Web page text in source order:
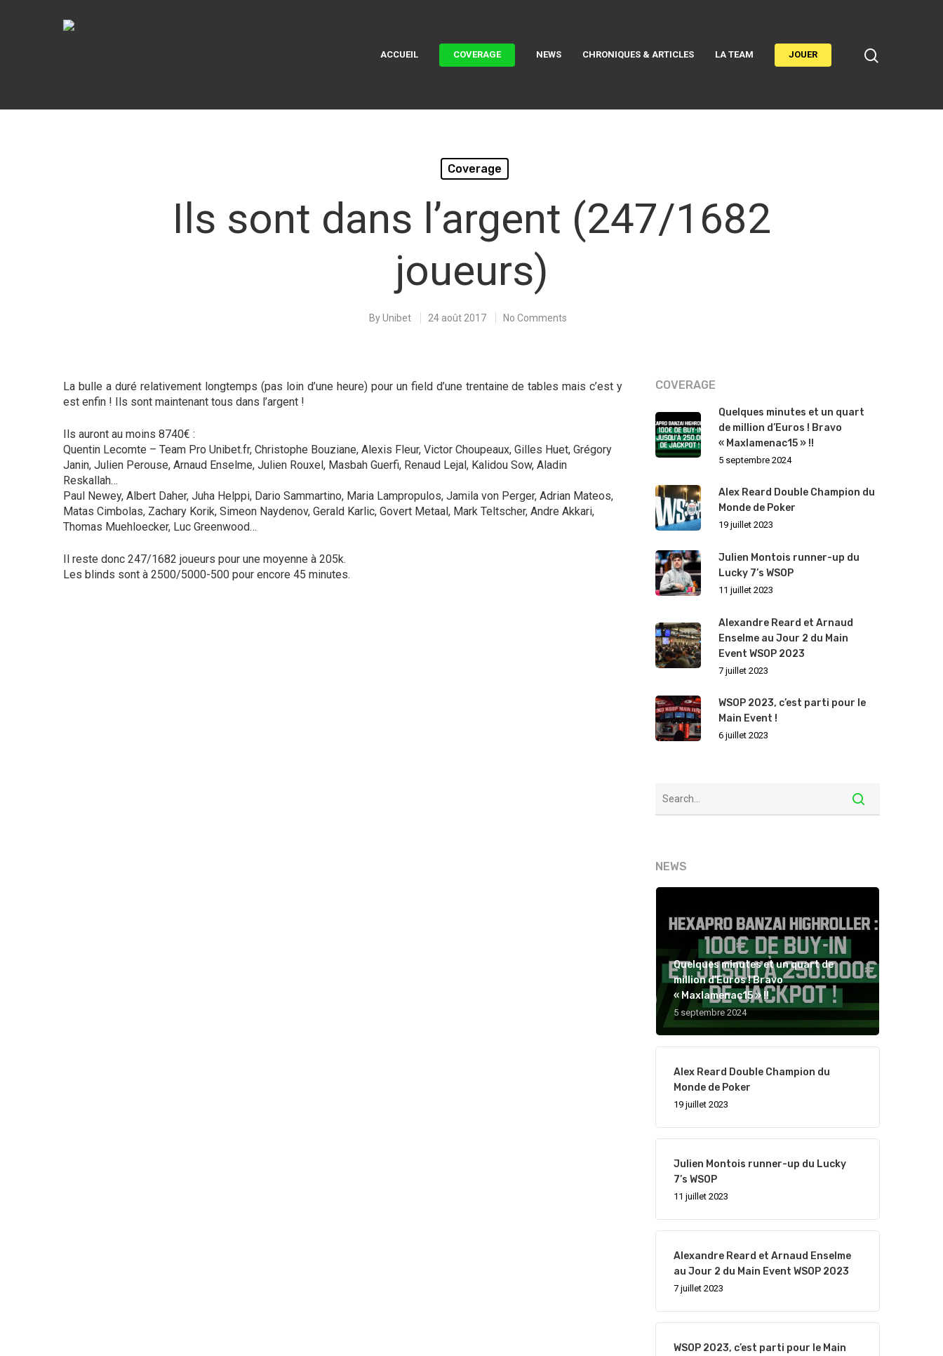
Hit enter to search or ESC to close
ACCUEIL COVERAGE NEWS CHRONIQUES & ARTICLES LA TEAM JOUER
Coverage
Ils sont dans l’argent (247/1682
joueurs)
ByUnibet 24 août 2017 No Comments
La bulle a duré relativement longtemps (pas loin d’une heure) pour un field d’une trentaine de tables mais c’est y
est enfin ! Ils sont maintenant tous dans l’argent !
Ils auront au moins 8740€ :
Quentin Lecomte – Team Pro Unibet.fr, Christophe Bouziane, Alexis Fleur, Victor Choupeaux, Gilles Huet, Grégory
Janin, Julien Perouse, Arnaud Enselme, Julien Rouxel, Masbah Guerfi, Renaud Lejal, Kalidou Sow, Aladin
Reskallah…
Paul Newey, Albert Daher, Juha Helppi, Dario Sammartino, Maria Lampropulos, Jamila von Perger, Adrian Mateos,
Matas Cimbolas, Zachary Korik, Simeon Naydenov, Gerald Karlic, Govert Metaal, Mark Teltscher, Andre Akkari,
Thomas Muehloecker, Luc Greenwood…
Il reste donc 247/1682 joueurs pour une moyenne à 205k.
Les blinds sont à 2500/5000-500 pour encore 45 minutes.
COVERAGE
Quelques minutes et un quart
de million d’Euros ! Bravo
« Maxlamenac15 » !!
5 septembre 2024
Alex Reard Double Champion du
Monde de Poker
19 juillet 2023
Julien Montois runner-up du
Lucky 7’s WSOP
11 juillet 2023
Alexandre Reard et Arnaud
Enselme au Jour 2 du Main
Event WSOP 2023
7 juillet 2023
WSOP 2023, c’est parti pour le
Main Event !
6 juillet 2023
NEWS
Quelques minutes et un quart de
million d’Euros ! Bravo
« Maxlamenac15 » !!
5 septembre 2024
Alex Reard Double Champion du
Monde de Poker
19 juillet 2023
Julien Montois runner-up du Lucky
7’s WSOP
11 juillet 2023
Alexandre Reard et Arnaud Enselme
au Jour 2 du Main Event WSOP 2023
7 juillet 2023
WSOP 2023, c’est parti pour le Main